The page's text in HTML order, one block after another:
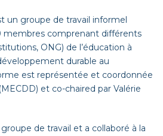
un groupe de travail informel
membres comprenant différents
ONG) de l’éducation à
durable au
est représentée et coordonnée
et co-chaired par Valérie
de travail et a collaboré à la